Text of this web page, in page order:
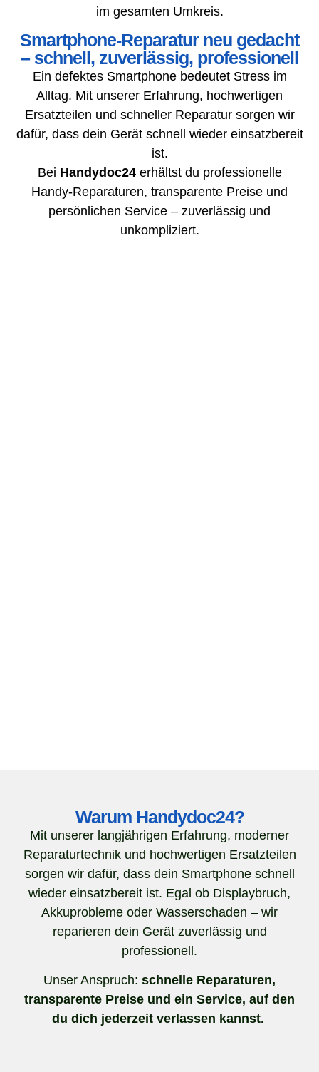
im gesamten Umkreis.
Smartphone-Reparatur neu gedacht
– schnell, zuverlässig, professionell
Ein defektes Smartphone bedeutet Stress im
Alltag. Mit unserer Erfahrung, hochwertigen
Ersatzteilen und schneller Reparatur sorgen wir
dafür, dass dein Gerät schnell wieder einsatzbereit
ist.
Bei Handydoc24erhältst du professionelle
Handy-Reparaturen, transparente Preise und
persönlichen Service – zuverlässig und
unkompliziert.
Warum Handydoc24?
Mit unserer langjährigen Erfahrung, moderner
Reparaturtechnik und hochwertigen Ersatzteilen
sorgen wir dafür, dass dein Smartphone schnell
wieder einsatzbereit ist. Egal ob Displaybruch,
Akkuprobleme oder Wasserschaden – wir
reparieren dein Gerät zuverlässig und
professionell.
Unser Anspruch: schnelle Reparaturen,
transparente Preise und ein Service, auf den
du dich jederzeit verlassen kannst.